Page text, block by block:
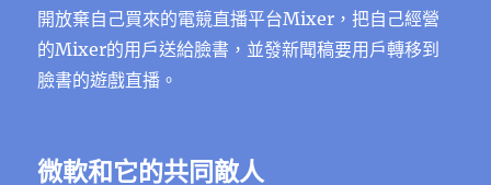
開放棄自己買來的電競直播平台Mixer，把自己經營
的Mixer的用戶送給臉書，並發新聞稿要用戶轉移到
臉書的遊戲直播。
微軟和它的共同敵人